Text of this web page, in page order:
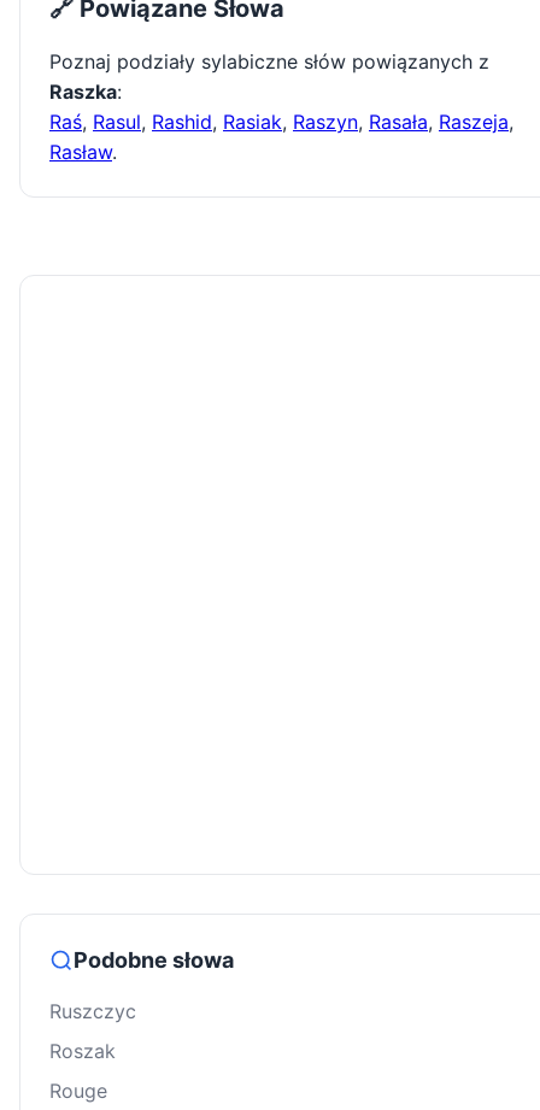
🔗 Powiązane Słowa
Poznaj podziały sylabiczne słów powiązanych z
Raszka:
Raś, Rasul, Rashid, Rasiak, Raszyn, Rasała, Raszeja,
Rasław.
Podobne słowa
Ruszczyc
Roszak
Rouge